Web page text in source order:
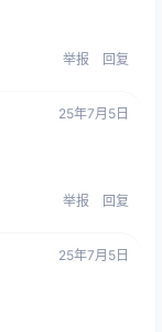
举报 回复
25年7月5日
举报 回复
25年7月5日